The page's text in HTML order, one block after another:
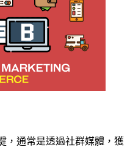
，通常是透過社群媒體，獲